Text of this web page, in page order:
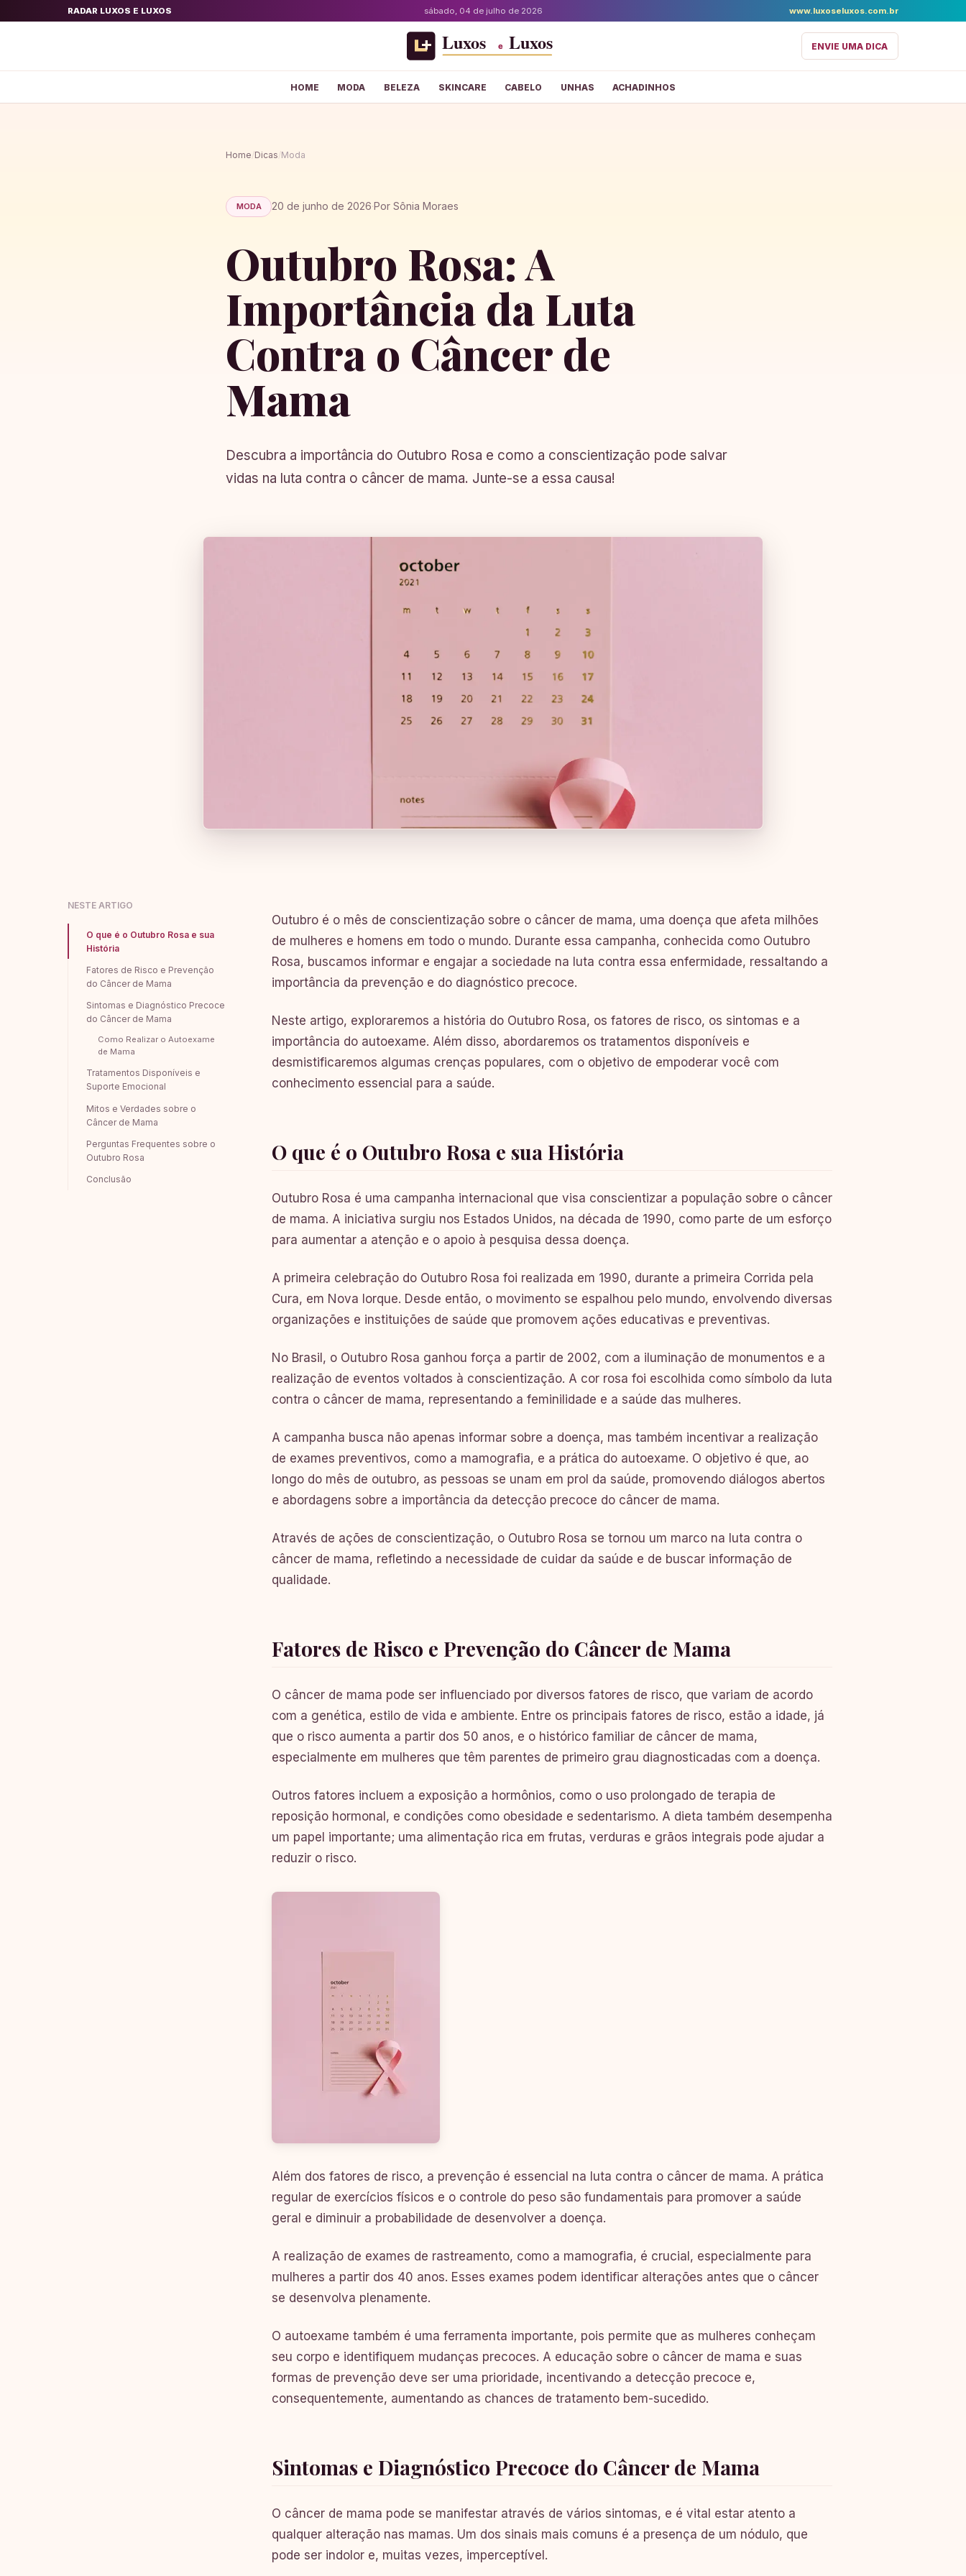
RADAR LUXOS E LUXOS sábado, 04 de julho de 2026 www.luxoseluxos.com.br
ENVIE UMA DICA
HOME MODA BELEZA SKINCARE CABELO UNHAS ACHADINHOS
Home/Dicas/Moda
MODA 20 de junho de 2026·Por Sônia Moraes
Outubro Rosa: A
Importância da Luta
Contra o Câncer de
Mama
Descubra a importância do Outubro Rosa e como a conscientização pode salvar
vidas na luta contra o câncer de mama. Junte-se a essa causa!
NESTE ARTIGO
O que é o Outubro Rosa e sua
História
Fatores de Risco e Prevenção
do Câncer de Mama
Sintomas e Diagnóstico Precoce
do Câncer de Mama
Como Realizar o Autoexame
de Mama
Tratamentos Disponíveis e
Suporte Emocional
Mitos e Verdades sobre o
Câncer de Mama
Perguntas Frequentes sobre o
Outubro Rosa
Conclusão
Outubro é o mês de conscientização sobre o câncer de mama, uma doença que afeta milhões
de mulheres e homens em todo o mundo. Durante essa campanha, conhecida como Outubro
Rosa, buscamos informar e engajar a sociedade na luta contra essa enfermidade, ressaltando a
importância da prevenção e do diagnóstico precoce.
Neste artigo, exploraremos a história do Outubro Rosa, os fatores de risco, os sintomas e a
importância do autoexame. Além disso, abordaremos os tratamentos disponíveis e
desmistificaremos algumas crenças populares, com o objetivo de empoderar você com
conhecimento essencial para a saúde.
O que é o Outubro Rosa e sua História
Outubro Rosa é uma campanha internacional que visa conscientizar a população sobre o câncer
de mama. A iniciativa surgiu nos Estados Unidos, na década de 1990, como parte de um esforço
para aumentar a atenção e o apoio à pesquisa dessa doença.
A primeira celebração do Outubro Rosa foi realizada em 1990, durante a primeira Corrida pela
Cura, em Nova Iorque. Desde então, o movimento se espalhou pelo mundo, envolvendo diversas
organizações e instituições de saúde que promovem ações educativas e preventivas.
No Brasil, o Outubro Rosa ganhou força a partir de 2002, com a iluminação de monumentos e a
realização de eventos voltados à conscientização. A cor rosa foi escolhida como símbolo da luta
contra o câncer de mama, representando a feminilidade e a saúde das mulheres.
A campanha busca não apenas informar sobre a doença, mas também incentivar a realização
de exames preventivos, como a mamografia, e a prática do autoexame. O objetivo é que, ao
longo do mês de outubro, as pessoas se unam em prol da saúde, promovendo diálogos abertos
e abordagens sobre a importância da detecção precoce do câncer de mama.
Através de ações de conscientização, o Outubro Rosa se tornou um marco na luta contra o
câncer de mama, refletindo a necessidade de cuidar da saúde e de buscar informação de
qualidade.
Fatores de Risco e Prevenção do Câncer de Mama
O câncer de mama pode ser influenciado por diversos fatores de risco, que variam de acordo
com a genética, estilo de vida e ambiente. Entre os principais fatores de risco, estão a idade, já
que o risco aumenta a partir dos 50 anos, e o histórico familiar de câncer de mama,
especialmente em mulheres que têm parentes de primeiro grau diagnosticadas com a doença.
Outros fatores incluem a exposição a hormônios, como o uso prolongado de terapia de
reposição hormonal, e condições como obesidade e sedentarismo. A dieta também desempenha
um papel importante; uma alimentação rica em frutas, verduras e grãos integrais pode ajudar a
reduzir o risco.
Além dos fatores de risco, a prevenção é essencial na luta contra o câncer de mama. A prática
regular de exercícios físicos e o controle do peso são fundamentais para promover a saúde
geral e diminuir a probabilidade de desenvolver a doença.
A realização de exames de rastreamento, como a mamografia, é crucial, especialmente para
mulheres a partir dos 40 anos. Esses exames podem identificar alterações antes que o câncer
se desenvolva plenamente.
O autoexame também é uma ferramenta importante, pois permite que as mulheres conheçam
seu corpo e identifiquem mudanças precoces. A educação sobre o câncer de mama e suas
formas de prevenção deve ser uma prioridade, incentivando a detecção precoce e,
consequentemente, aumentando as chances de tratamento bem-sucedido.
Sintomas e Diagnóstico Precoce do Câncer de Mama
O câncer de mama pode se manifestar através de vários sintomas, e é vital estar atento a
qualquer alteração nas mamas. Um dos sinais mais comuns é a presença de um nódulo, que
pode ser indolor e, muitas vezes, imperceptível.